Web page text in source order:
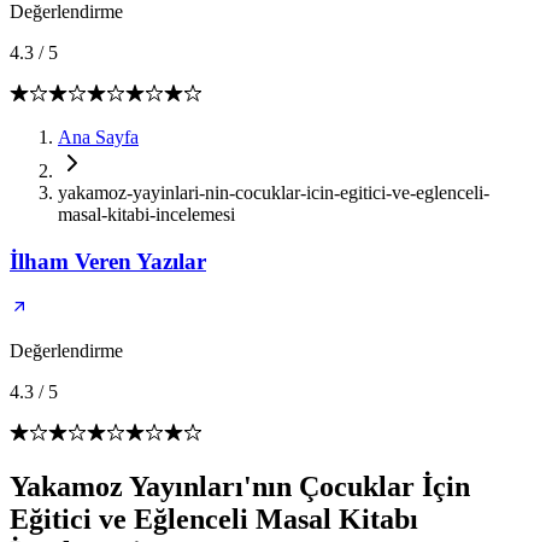
Değerlendirme
4.3 / 5
Ana Sayfa
yakamoz-yayinlari-nin-cocuklar-icin-egitici-ve-eglenceli-
masal-kitabi-incelemesi
İlham Veren Yazılar
Değerlendirme
4.3 / 5
Yakamoz Yayınları'nın Çocuklar İçin
Eğitici ve Eğlenceli Masal Kitabı